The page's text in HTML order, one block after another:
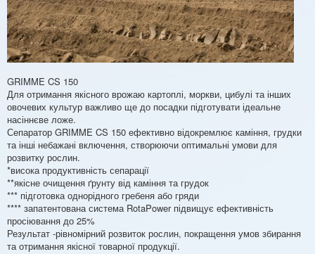
GRIMME CS 150
Для отримання якісного врожаю картоплі, моркви, цибулі та інших
овочевих культур важливо ще до посадки підготувати ідеальне
насіннєве ложе.
Сепаратор GRIMME CS 150 ефективно відокремлює каміння, грудки
та інші небажані включення, створюючи оптимальні умови для
розвитку рослин.
*висока продуктивність сепарації
**якісне очищення ґрунту від каміння та грудок
*** підготовка однорідного гребеня або гряди
**** запатентована система RotaPower підвищує ефективність
просіювання до 25%
Результат -рівномірний розвиток рослин, покращення умов збирання
та отримання якісної товарної продукції.